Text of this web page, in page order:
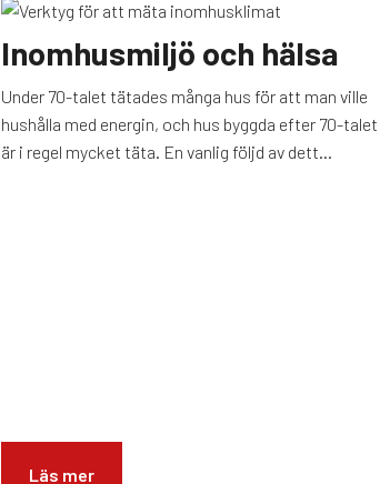
Inomhusmiljö och hälsa
Under 70-talet tätades många hus för att man ville
hushålla med energin, och hus byggda efter 70-talet
är i regel mycket täta. En vanlig följd av dett...
Läs mer